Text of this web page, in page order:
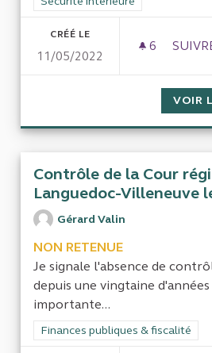
CRÉÉ LE
11/05/2022
6 6
VOIR
Contrôle de la Cour
Languedoc-Villeneuve
Gérard Valin
NON RETENUE
Je signale l'absence de
depuis une vingtaine
importante...
Filtrer les résultats de la
Finances publiques & fiscalité